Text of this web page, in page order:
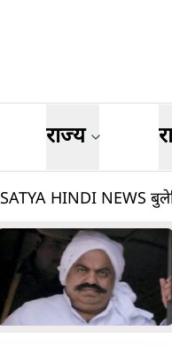
राज्य
SATYA HINDI NEWS